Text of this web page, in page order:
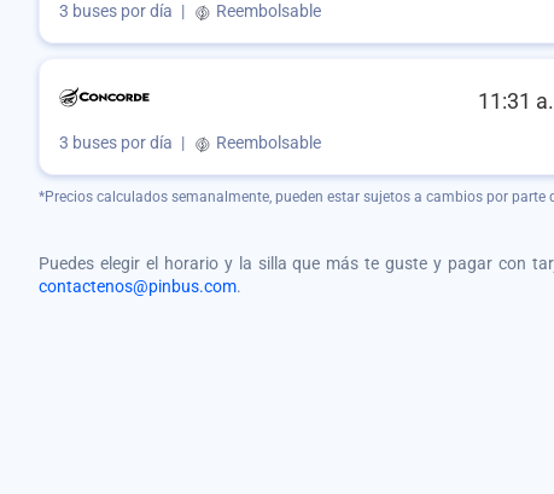
3 buses por día | Reembolsable
11:31
3 buses por día | Reembolsable
*Precios calculados semanalmente, pueden estar sujetos a cambios por parte
Puedes elegir el horario y la silla que más te guste y pagar con
contactenos@pinbus.com.